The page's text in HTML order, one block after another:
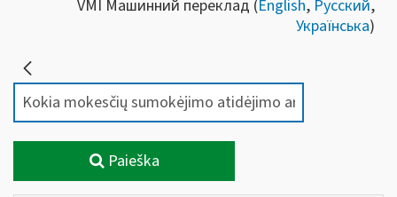
VMI Машинний переклад (English, Русский,
Українська)
Paieška